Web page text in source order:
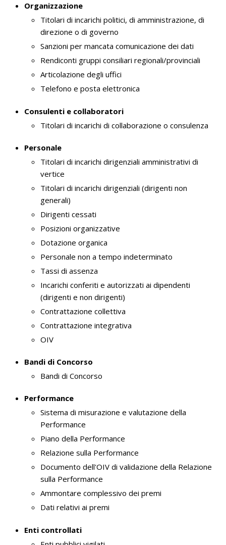
Organizzazione
Titolari di incarichi politici, di amministrazione, di
direzione o di governo
Sanzioni per mancata comunicazione dei dati
Rendiconti gruppi consiliari regionali/provinciali
Articolazione degli uffici
Telefono e posta elettronica
Consulenti e collaboratori
Titolari di incarichi di collaborazione o consulenza
Personale
Titolari di incarichi dirigenziali amministrativi di
vertice
Titolari di incarichi dirigenziali (dirigenti non
generali)
Dirigenti cessati
Posizioni organizzative
Dotazione organica
Personale non a tempo indeterminato
Tassi di assenza
Incarichi conferiti e autorizzati ai dipendenti
(dirigenti e non dirigenti)
Contrattazione collettiva
Contrattazione integrativa
OIV
Bandi di Concorso
Bandi di Concorso
Performance
Sistema di misurazione e valutazione della
Performance
Piano della Performance
Relazione sulla Performance
Documento dell'OIV di validazione della Relazione
sulla Performance
Ammontare complessivo dei premi
Dati relativi ai premi
Enti controllati